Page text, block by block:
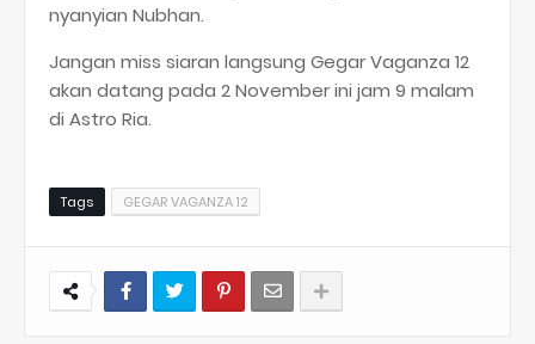
nyanyian Nubhan.
Jangan miss siaran langsung Gegar Vaganza 12
akan datang pada 2 November ini jam 9 malam
di Astro Ria.
Tags GEGAR VAGANZA 12